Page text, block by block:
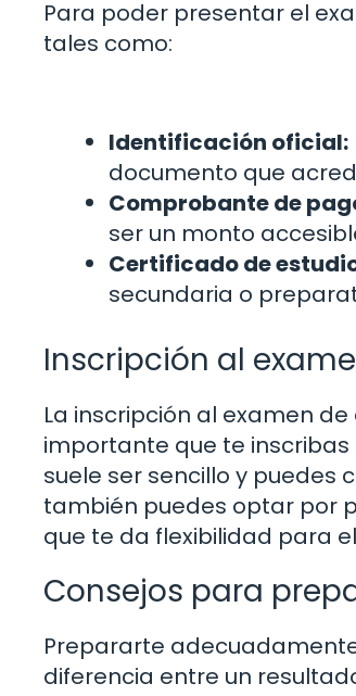
Para poder presentar el
tales como:
Identificación oficial:
documento que
Comprobante de
ser un monto
Certificado de
secundaria o
Inscripción al
La inscripción al examen
importante que te inscribas
suele ser sencillo y puedes
también puedes optar por
que te da flexibilidad para
Consejos para
Prepararte
diferencia entre un